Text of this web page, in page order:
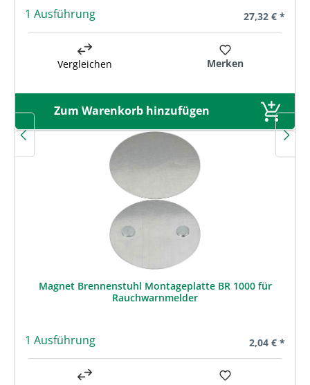
1 Ausführung Regulärer
27,32 € *
Vergleichen Merken
Zum Warenkorb hinzufügen
Magnet Brennenstuhl Montageplatte BR 1000 für
Rauchwarnmelder
1 Ausführung Regulärer
2,04 € *